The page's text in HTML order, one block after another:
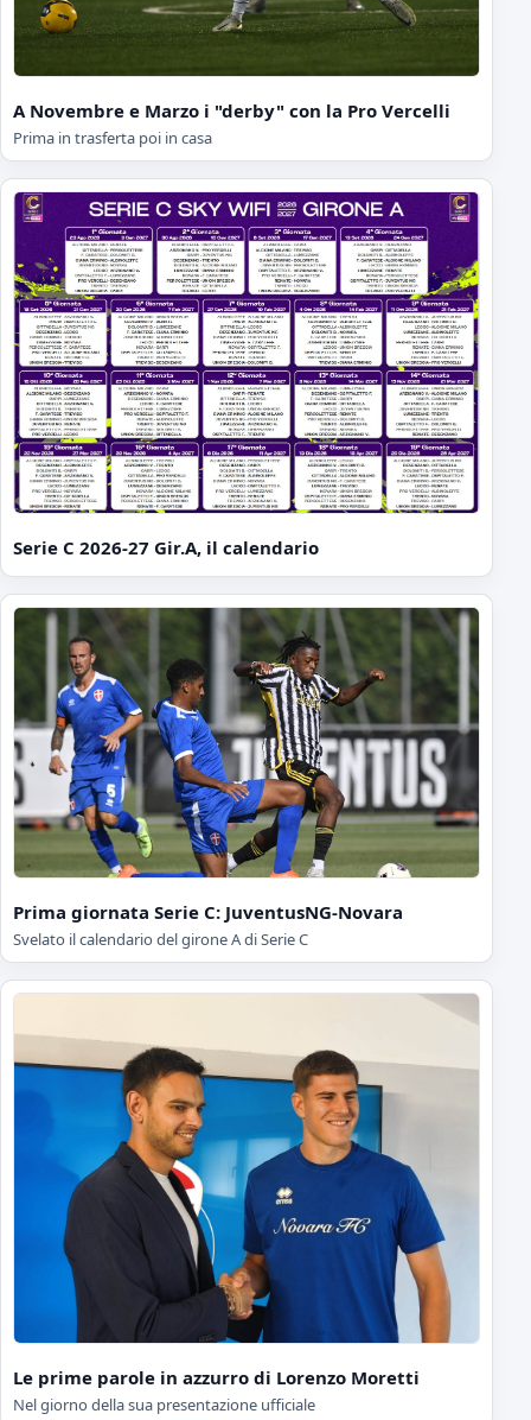
A Novembre e Marzo i "derby" con la Pro Vercelli
Prima in trasferta poi in casa
Serie C 2026-27 Gir.A, il calendario
Prima giornata Serie C: JuventusNG-Novara
Svelato il calendario del girone A di Serie C
Le prime parole in azzurro di Lorenzo Moretti
Nel giorno della sua presentazione ufficiale